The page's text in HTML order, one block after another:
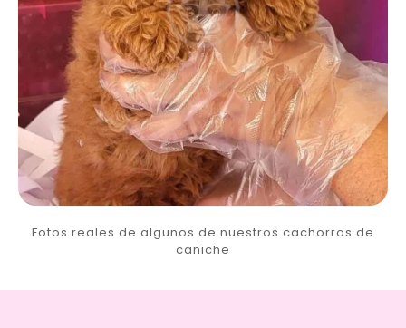
Fotos reales de algunos de nuestros cachorros de
caniche